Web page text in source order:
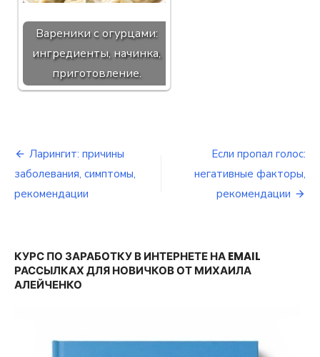
Вареники с огурцами:
ингредиенты, начинка,
приготовление.
Навигация
по
Ларингит: причины
заболевания, симптомы,
рекомендации
Если пропал голос:
негативные факторы,
рекомендации
КУРС ПО ЗАРАБОТКУ В ИНТЕРНЕТЕ НА EMAIL
РАССЫЛКАХ ДЛЯ НОВИЧКОВ ОТ МИХАИЛА
АЛЕЙЧЕНКО